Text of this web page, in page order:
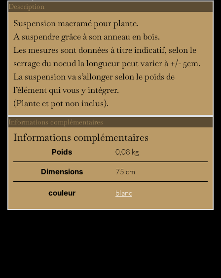
Description
Suspension macramé pour plante.
A suspendre grâce à son anneau en bois.
Les mesures sont données à titre indicatif, selon le
serrage du noeud la longueur peut varier à +/- 5cm.
La suspension va s’allonger selon le poids de
l’élément qui vous y intégrer.
(Plante et pot non inclus).
Informations complémentaires
Informations complémentaires
Poids 0,08 kg
Dimensions 75 cm
couleur blanc